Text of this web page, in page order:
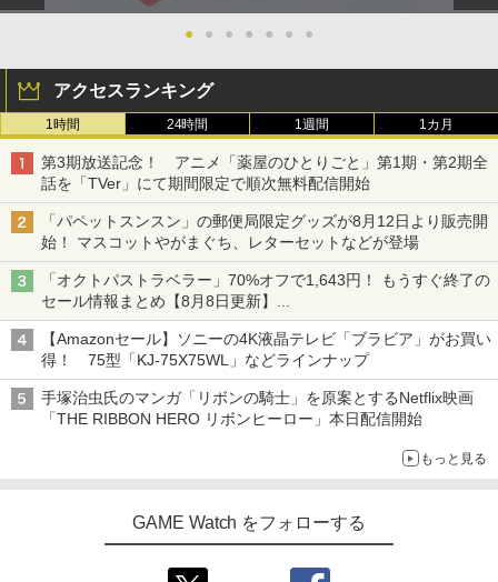
● ● ● ● ● ● ●
アクセスランキング
1時間 24時間 1週間 1カ月
第3期放送記念！ アニメ「薬屋のひとりごと」第1期・第2期全
話を「TVer」にて期間限定で順次無料配信開始
「パペットスンスン」の郵便局限定グッズが8月12日より販売開
始！ マスコットやがまぐち、レターセットなどが登場
「オクトパストラベラー」70%オフで1,643円！ もうすぐ終了の
セール情報まとめ【8月8日更新】
ニンテンドーeショップでは「大神 絶景版」が67%オフで990円
【Amazonセール】ソニーの4K液晶テレビ「ブラビア」がお買い
得！ 75型「KJ-75X75WL」などラインナップ
手塚治虫氏のマンガ「リボンの騎士」を原案とするNetflix映画
「THE RIBBON HERO リボンヒーロー」本日配信開始
もっと見る
GAME Watch をフォローする